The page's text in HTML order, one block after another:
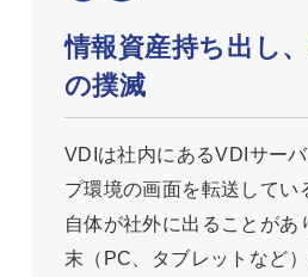
情報資産持ち出し
の撲滅
VDIは社内にあるVDIサー
プ環境の画面を転送してい
自体が社外に出ることがあ
末（PC、タブレットなど